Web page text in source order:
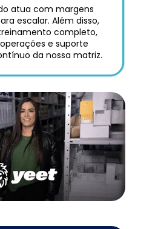
escalar. Além disso,
completo,
e suporte
da nossa matriz.